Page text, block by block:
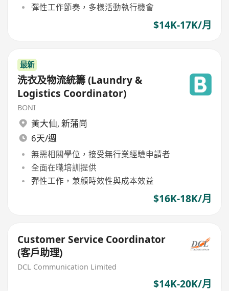
彈性工作節奏，多樣活動執行機會
$14K-17K/月
最新
洗衣及物流統籌 (Laundry &
Logistics Coordinator)
BONI
黃大仙, 新蒲崗
6天/週
無需相關學位，接受無行業經驗申請者
全面在職培訓提供
彈性工作，兼顧時效性與成本效益
$16K-18K/月
Customer Service Coordinator
(客戶助理)
DCL Communication Limited
$14K-20K/月